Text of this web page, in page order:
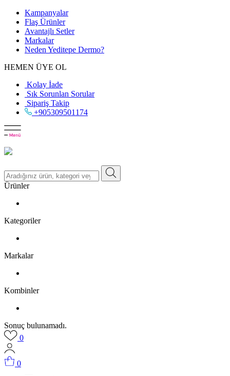
Kampanyalar
Flaş Ürünler
Avantajlı Setler
Markalar
Neden Yeditepe Dermo?
HEMEN ÜYE OL
Kolay İade
Sık Sorunlan Sorular
Sipariş Takip
+905309501174
Ürünler
Kategoriler
Markalar
Kombinler
Sonuç bulunamadı.
0
0